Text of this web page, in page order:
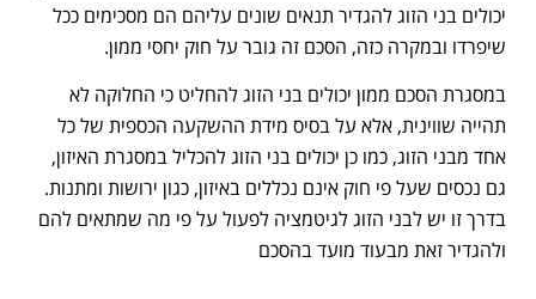
יכולים בני הזוג להגדיר תנאים שונים עליהם הם מסכימים ככל
שיפרדו ובמקרה כזה, הסכם זה גובר על חוק יחסי ממון.
במסגרת הסכם ממון יכולים בני הזוג להחליט כי החלוקה לא
תהייה שווינית, אלא על בסיס מידת ההשקעה הכספית של כל
אחד מבני הזוג, כמו כן יכולים בני הזוג להכליל במסגרת האיזון,
גם נכסים שעל פי חוק אינם נכללים באיזון, כגון ירושות ומתנות.
בדרך זו יש לבני הזוג לגיטמציה לפעול על פי מה שמתאים להם
ולהגדיר זאת מבעוד מועד בהסכם